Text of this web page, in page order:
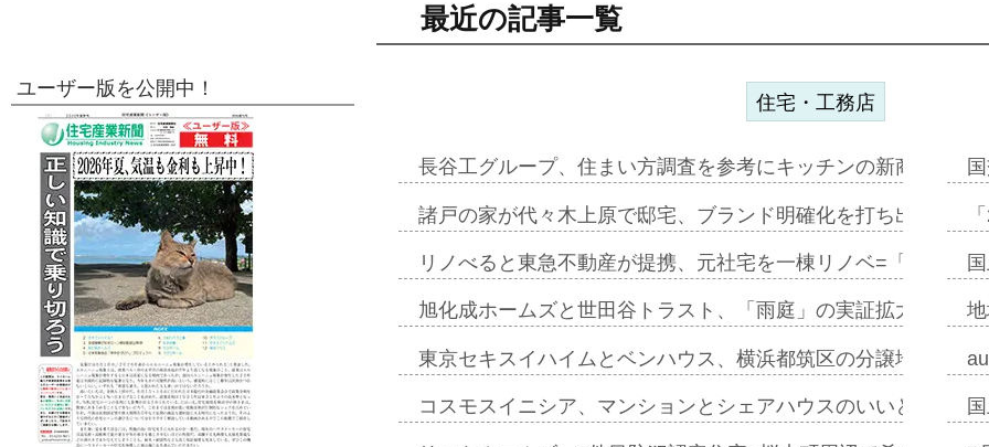
最近の記事一覧
住宅・工務店
長谷工グループ、住まい方調査を参考にキッチンの新商品=「
諸戸の家が代々木上原で邸宅、ブランド明確化を打ち出す=年
リノべると東急不動産が提携、元社宅を一棟リノベ=「職住遊
旭化成ホームズと世田谷トラスト、「雨庭」の実証拡大へ=ガ
東京セキスイハイムとベンハウス、横浜都筑区の分譲地開発で
コスモスイニシア、マンションとシェアハウスのいいとこどり
ユーザー版を公開中！